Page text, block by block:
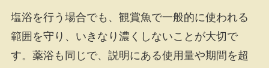
塩浴を行う場合でも、観賞魚で一般的に使われる
範囲を守り、いきなり濃くしないことが大切で
す。薬浴も同じで、説明にある使用量や期間を超